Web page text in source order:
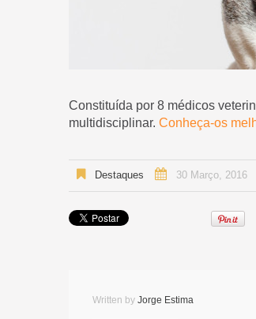
Constituída por 8 médicos
multidisciplinar. Conheça-os
Destaques 30 Março, 2016
Written by Jorge Estima